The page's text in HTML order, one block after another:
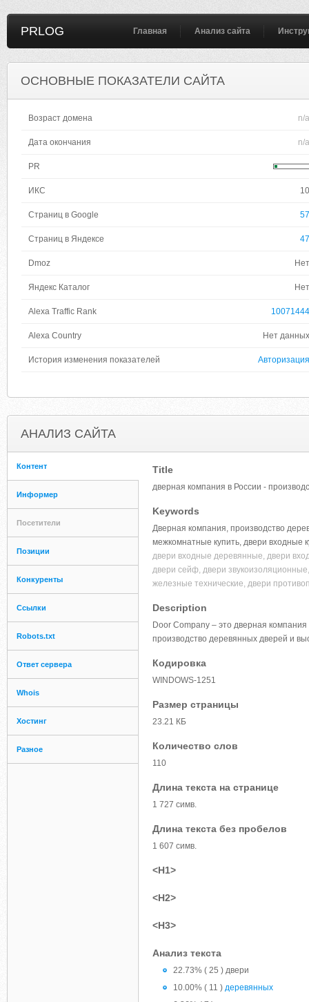
PRLOG Главная Анализ сайта
ОСНОВНЫЕ ПОКАЗАТЕЛИ САЙТА
Возраст домена n/a
Дата окончания n/a
PR
ИКС 10
Страниц в Google 57
Страниц в Яндексе 47
Dmoz Нет
Яндекс Каталог Нет
Alexa Traffic Rank 10071444
Alexa Country Нет данных
История изменения показателей Авторизация
АНАЛИЗ САЙТА
Контент
Информер
Посетители
Позиции
Конкуренты
Ссылки
Robots.txt
Ответ сервера
Whois
Хостинг
Разное
Title
дверная компания в России -
Keywords
Дверная компания, производство
межкомнатные купить, двери входные
двери входные деревянные, двери
двери сейф, двери
железные технические, двери
Description
Door Company – это дверная
производство деревянных дверей и
Кодировка
WINDOWS-1251
Размер страницы
23.21 КБ
Количество слов
110
Длина текста на странице
1 727 симв.
Длина текста без пробелов
1 607 симв.
<H1>
<H2>
<H3>
Анализ текста
22.73% ( 25 ) двери
10.00% ( 11 ) деревянных